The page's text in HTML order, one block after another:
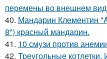
перемены во внешнем
40. Мандарин Клементин
8") красный мандарин.
41. 10 смузи против
42. Треугольные